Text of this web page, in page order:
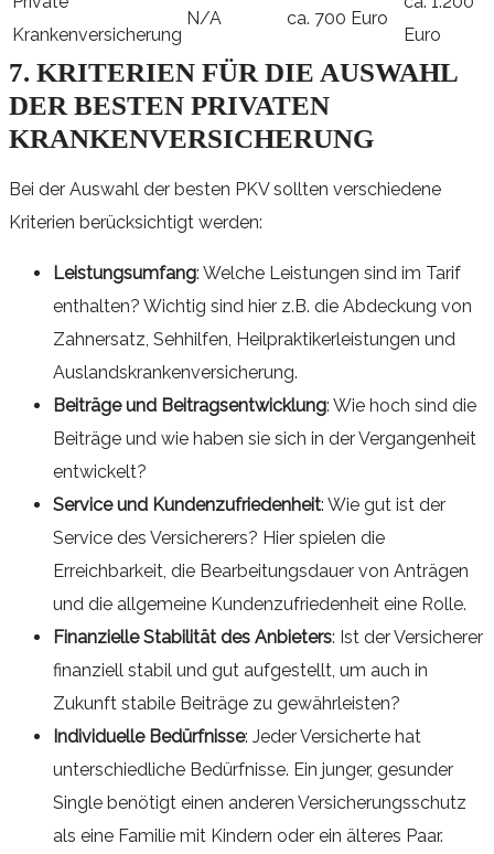
Krankenversicherung
N/A ca. 700 Euro
Euro
7. KRITERIEN FÜR DIE AUSWAHL
DER BESTEN PRIVATEN
KRANKENVERSICHERUNG
Bei der Auswahl der besten PKV sollten verschiedene
Kriterien berücksichtigt werden:
Leistungsumfang: Welche Leistungen sind im Tarif
enthalten? Wichtig sind hier z.B. die Abdeckung von
Zahnersatz, Sehhilfen, Heilpraktikerleistungen und
Auslandskrankenversicherung.
Beiträge und Beitragsentwicklung: Wie hoch sind die
Beiträge und wie haben sie sich in der Vergangenheit
entwickelt?
Service und Kundenzufriedenheit: Wie gut ist der
Service des Versicherers? Hier spielen die
Erreichbarkeit, die Bearbeitungsdauer von Anträgen
und die allgemeine Kundenzufriedenheit eine Rolle.
Finanzielle Stabilität des Anbieters: Ist der Versicherer
finanziell stabil und gut aufgestellt, um auch in
Zukunft stabile Beiträge zu gewährleisten?
Individuelle Bedürfnisse: Jeder Versicherte hat
unterschiedliche Bedürfnisse. Ein junger, gesunder
Single benötigt einen anderen Versicherungsschutz
als eine Familie mit Kindern oder ein älteres Paar.